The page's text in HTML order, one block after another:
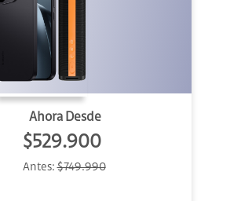
Ahora Desde
$529.900
Antes:$749.990